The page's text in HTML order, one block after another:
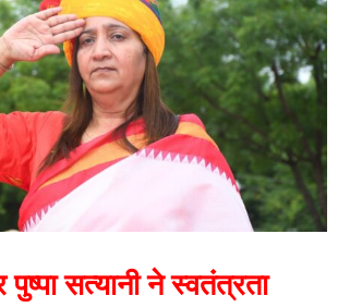
सत्यानी ने स्वतंत्रता